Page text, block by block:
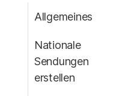
Allgemeines
Nationale
Sendungen
erstellen